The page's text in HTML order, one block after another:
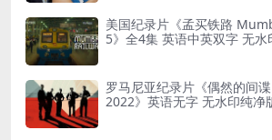
美国纪录片《孟买铁路
5》全4集 英语中英双字 无
罗马尼亚纪录片《偶然的间
2022》英语无字 无水印纯净